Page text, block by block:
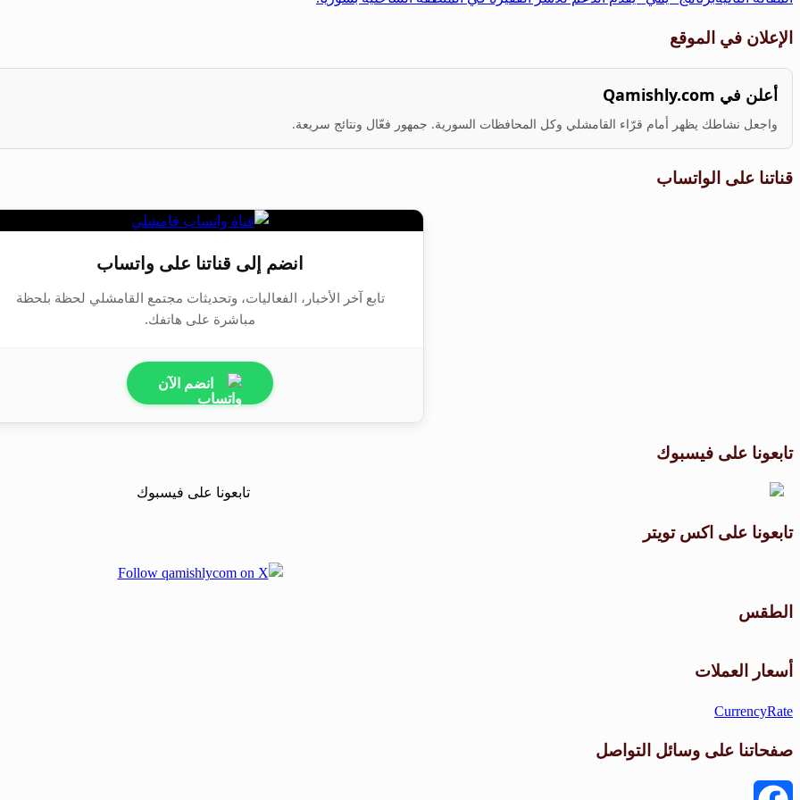
الإعلان في الموقع
أعلن في Qamishly.com
واجعل نشاطك يظهر أمام قرّاء القامشلي وكل المحافظات السورية. جمهور فعّال ونتائج سريعة.
قناتنا على الواتساب
انضم إلى قناتنا على واتساب
تابع آخر الأخبار، الفعاليات، وتحديثات مجتمع القامشلي لحظة بلحظة
مباشرة على هاتفك.
انضم الآن
تابعونا على فيسبوك
تابعونا على اكس تويتر
الطقس
أسعار العملات
CurrencyRate
صفحاتنا على وسائل التواصل